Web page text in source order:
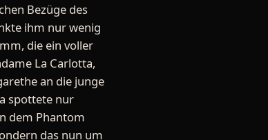
Bezüge des
ihm nur wenig
die ein voller
La Carlotta,
an die junge
spottete nur
dem Phantom
das nun um